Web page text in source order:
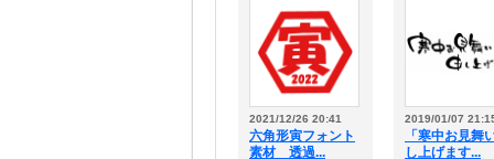
2021/12/26 20:41
六角形寅フォント
素材 透過...
2019/01/07
「寒中お見舞
し上げます...